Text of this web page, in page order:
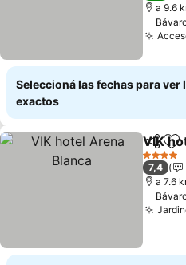
a 9.6
Seleccioná las fechas para ver
exactos
VIK
4 Estrellas
7,4
a 7.6